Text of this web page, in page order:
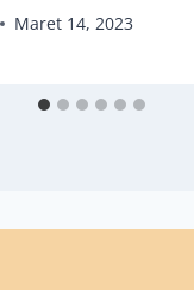
Maret 14, 2023